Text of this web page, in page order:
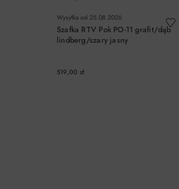
Wysyłka od 25.08.2026
Szafka RTV Pok PO-11 grafit/dąb
lindberg/szary jasny
519,00 zł